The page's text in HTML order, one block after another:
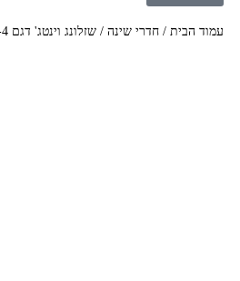
עמוד הבית / חדרי שינה / שזלונג וינטג' דגם 2216-4